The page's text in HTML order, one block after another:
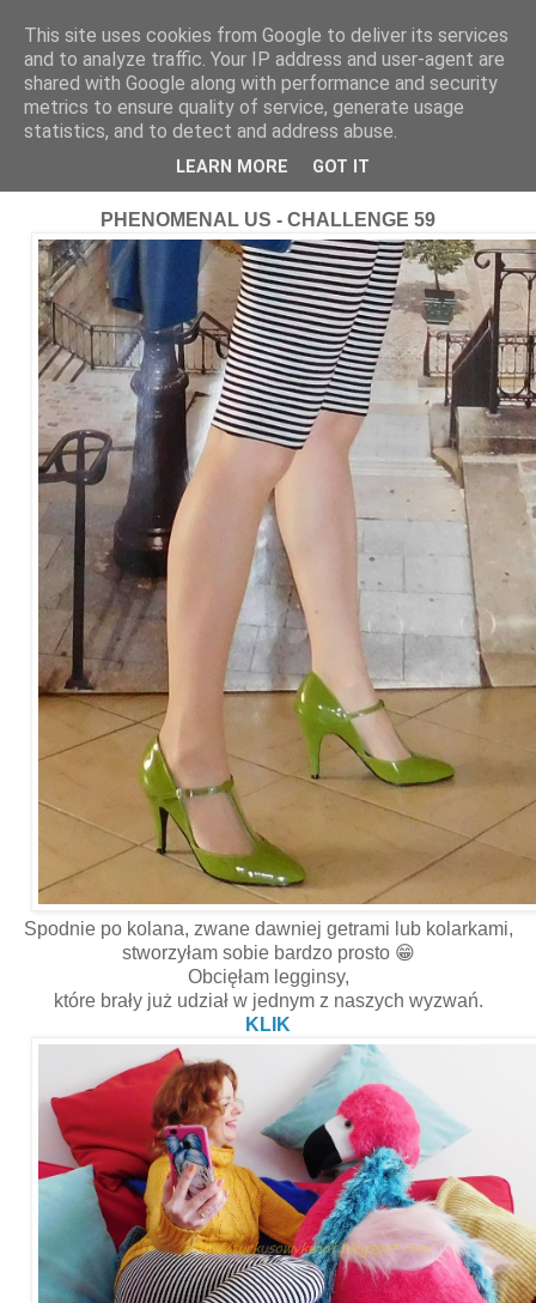
15 lipca 2019
Spodnie po kolana / Shorts
PHENOMENAL US - CHALLENGE 59
Spodnie po kolana, zwane dawniej getrami lub kolarkami,
stworzyłam sobie bardzo prosto 😁
Obcięłam legginsy,
które brały już udział w jednym z naszych wyzwań.
KLIK
This site uses cookies from Google to deliver its services
and to analyze traffic. Your IP address and user-agent are
shared with Google along with performance and security
metrics to ensure quality of service, generate usage
statistics, and to detect and address abuse.
LEARN MORE GOT IT